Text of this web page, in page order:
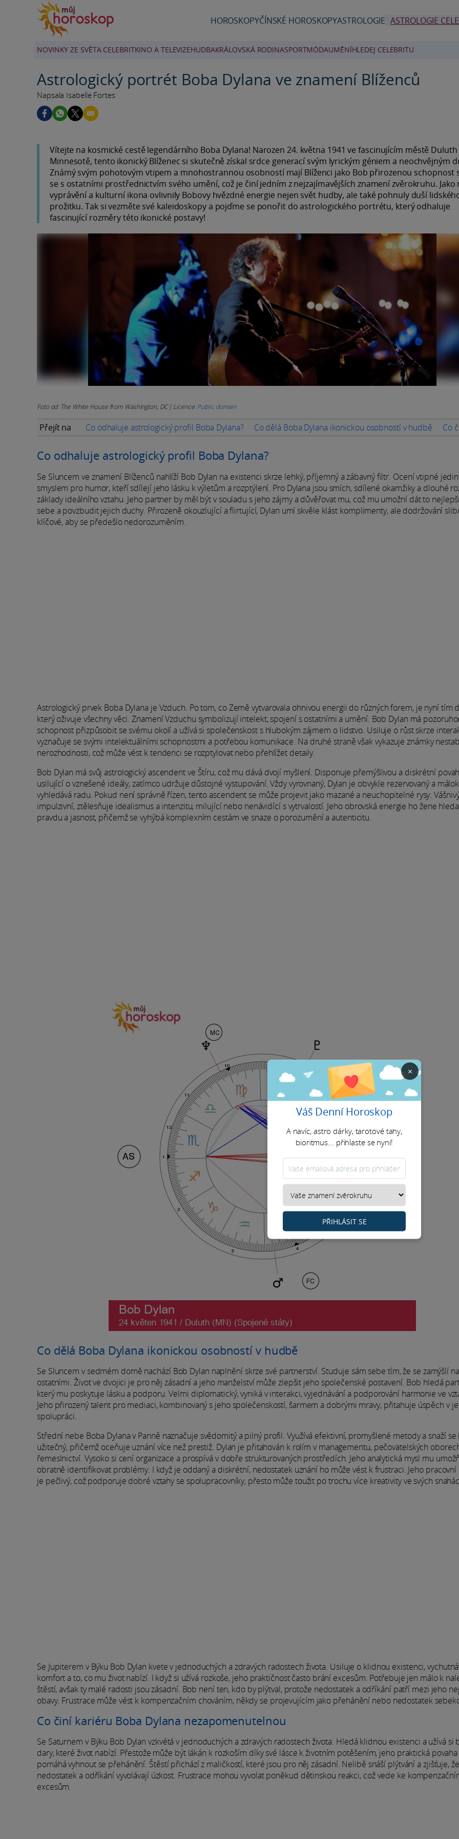
HOROSKOPYČÍNSKÉ HOROSKOPYASTROLOGIE ASTROLOGIE
NOVINKY ZE SVĚTA CELEBRITKINO A TELEVIZEHUDBAKRÁLOVSKÁ RODINASPORTMÓDAUMĚNÍHLEDEJ CELEBRITU
Astrologický portrét Boba Dylana ve znamení Blíženců
Napsala Isabelle Fortes
Vítejte na kosmické cestě legendárního Boba Dylana! Narozen 24. května 1941 ve fascinujícím městě Duluth
Minnesotě, tento ikonický Blíženec si skutečně získal srdce generací svým lyrickým géniem a neochvějným
Známý svým pohotovým vtipem a mnohostrannou osobností mají Blíženci jako Bob přirozenou schopnost
se s ostatními prostřednictvím svého umění, což je činí jedním z nejzajímavějších znamení zvěrokruhu. Jako
vyprávění a kulturní ikona ovlivnily Bobovy hvězdné energie nejen svět hudby, ale také pohnuly duší
prožitku. Tak si vezměte své kaleidoskopy a pojďme se ponořit do astrologického portrétu, který odhaluje
fascinující rozměry této ikonické postavy!
Foto od: The White House from Washington, DC | Licence:Public domain
Přejít na Co odhaluje astrologický profil Boba Dylana? Co dělá Boba Dylana ikonickou osobností v hudbě Co
Co odhaluje astrologický profil Boba Dylana?
Se Sluncem ve znamení Blíženců nahlíží Bob Dylan na existenci skrze lehký, příjemný a zábavný filtr. Ocení vtipné
smyslem pro humor, kteří sdílejí jeho lásku k výletům a rozptýlení. Pro Dylana jsou smích, sdílené okamžiky a dlouhé
základy ideálního vztahu. Jeho partner by měl být v souladu s jeho zájmy a důvěřovat mu, což mu umožní dát to
sebe a povzbudit jejich duchy. Přirozeně okouzlující a flirtující, Dylan umí skvěle klást komplimenty, ale dodržování
klíčové, aby se předešlo nedorozuměním.
Astrologický prvek Boba Dylana je Vzduch. Po tom, co Země vytvarovala ohnivou energii do různých forem, je nyní tím
který oživuje všechny věci. Znamení Vzduchu symbolizují intelekt, spojení s ostatními a umění. Bob Dylan má
schopnost přizpůsobit se svému okolí a užívá si společenskost s hlubokým zájmem o lidstvo. Usiluje o růst skrze
vyznačuje se svými intelektuálními schopnostmi a potřebou komunikace. Na druhé straně však vykazuje známky
nerozhodnosti, což může vést k tendenci se rozptylovat nebo přehlížet detaily.
Bob Dylan má svůj astrologický ascendent ve Štíru, což mu dává dvojí myšlení. Disponuje přemýšlivou a diskrétní
usilující o vznešené ideály, zatímco udržuje důstojné vystupování. Vždy vyrovnaný, Dylan je obvykle rezervovaný a
vyhledává radu. Pokud není správně řízen, tento ascendent se může projevit jako mazané a neuchopitelné rysy.
impulzivní, ztělesňuje idealismus a intenzitu, milující nebo nenávidící s vytrvalostí. Jeho obrovská energie ho žene
pravdu a jasnost, přičemž se vyhýbá komplexním cestám ve snaze o porozumění a autenticitu.
Co dělá Boba Dylana ikonickou osobností v hudbě
Se Sluncem v sedmém domě nachází Bob Dylan naplnění skrze své partnerství. Studuje sám sebe tím, že se zamýšlí
ostatními. Život ve dvojici je pro něj zásadní a jeho manželství může zlepšit jeho společenské postavení. Bob hledá
který mu poskytuje lásku a podporu. Velmi diplomatický, vyniká v interakci, vyjednávání a podporování harmonie ve
Jeho přirozený talent pro mediaci, kombinovaný s jeho společenskostí, šarmem a dobrými mravy, přitahuje úspěch v
spolupráci.
Střední nebe Boba Dylana v Panně naznačuje svědomitý a pilný profil. Využívá efektivní, promyšlené metody a snaží se
užitečný, přičemž oceňuje uznání více než prestiž. Dylan je přitahován k rolím v managementu, pečovatelských
řemeslnictví. Vysoko si cení organizace a prospívá v dobře strukturovaných prostředích. Jeho analytická mysl mu
obratně identifikovat problémy. I když je oddaný a diskrétní, nedostatek uznání ho může vést k frustraci. Jeho
je pečlivý, což podporuje dobré vztahy se spolupracovníky, přesto může toužit po trochu více kreativity ve svých
Se Jupiterem v Býku Bob Dylan kvete v jednoduchých a zdravých radostech života. Usiluje o klidnou existenci,
komfort a to, co mu život nabízí. I když si užívá rozkoše, jeho praktičnost často brání excesům. Potřebuje jen málo k
štěstí, avšak ty malé radosti jsou zásadní. Bob není ten, kdo by plýtval, protože nedostatek a odříkání patří mezi jeho
obavy. Frustrace může vést k kompenzačním chováním, někdy se projevujícím jako přehánění nebo nedostatek
Co činí kariéru Boba Dylana nezapomenutelnou
Se Saturnem v Býku Bob Dylan vzkvétá v jednoduchých a zdravých radostech života. Hledá klidnou existenci a užívá si
dary, které život nabízí. Přestože může být lákán k rozkoším díky své lásce k životním potěšením, jeho praktická
pomáhá vyhnout se přehánění. Štěstí přichází z maličkostí, které jsou pro něj zásadní. Nelibě snáší plýtvání a zjišťuje, že
nedostatek a odříkání vyvolávají úzkost. Frustrace mohou vyvolat poněkud dětinskou reakci, což vede ke
excesům.
×
Váš Denní Horoskop
A navíc, astro dárky, tarotové tahy,
bioritmus... přihlaste se nyní!
PŘIHLÁSIT SE